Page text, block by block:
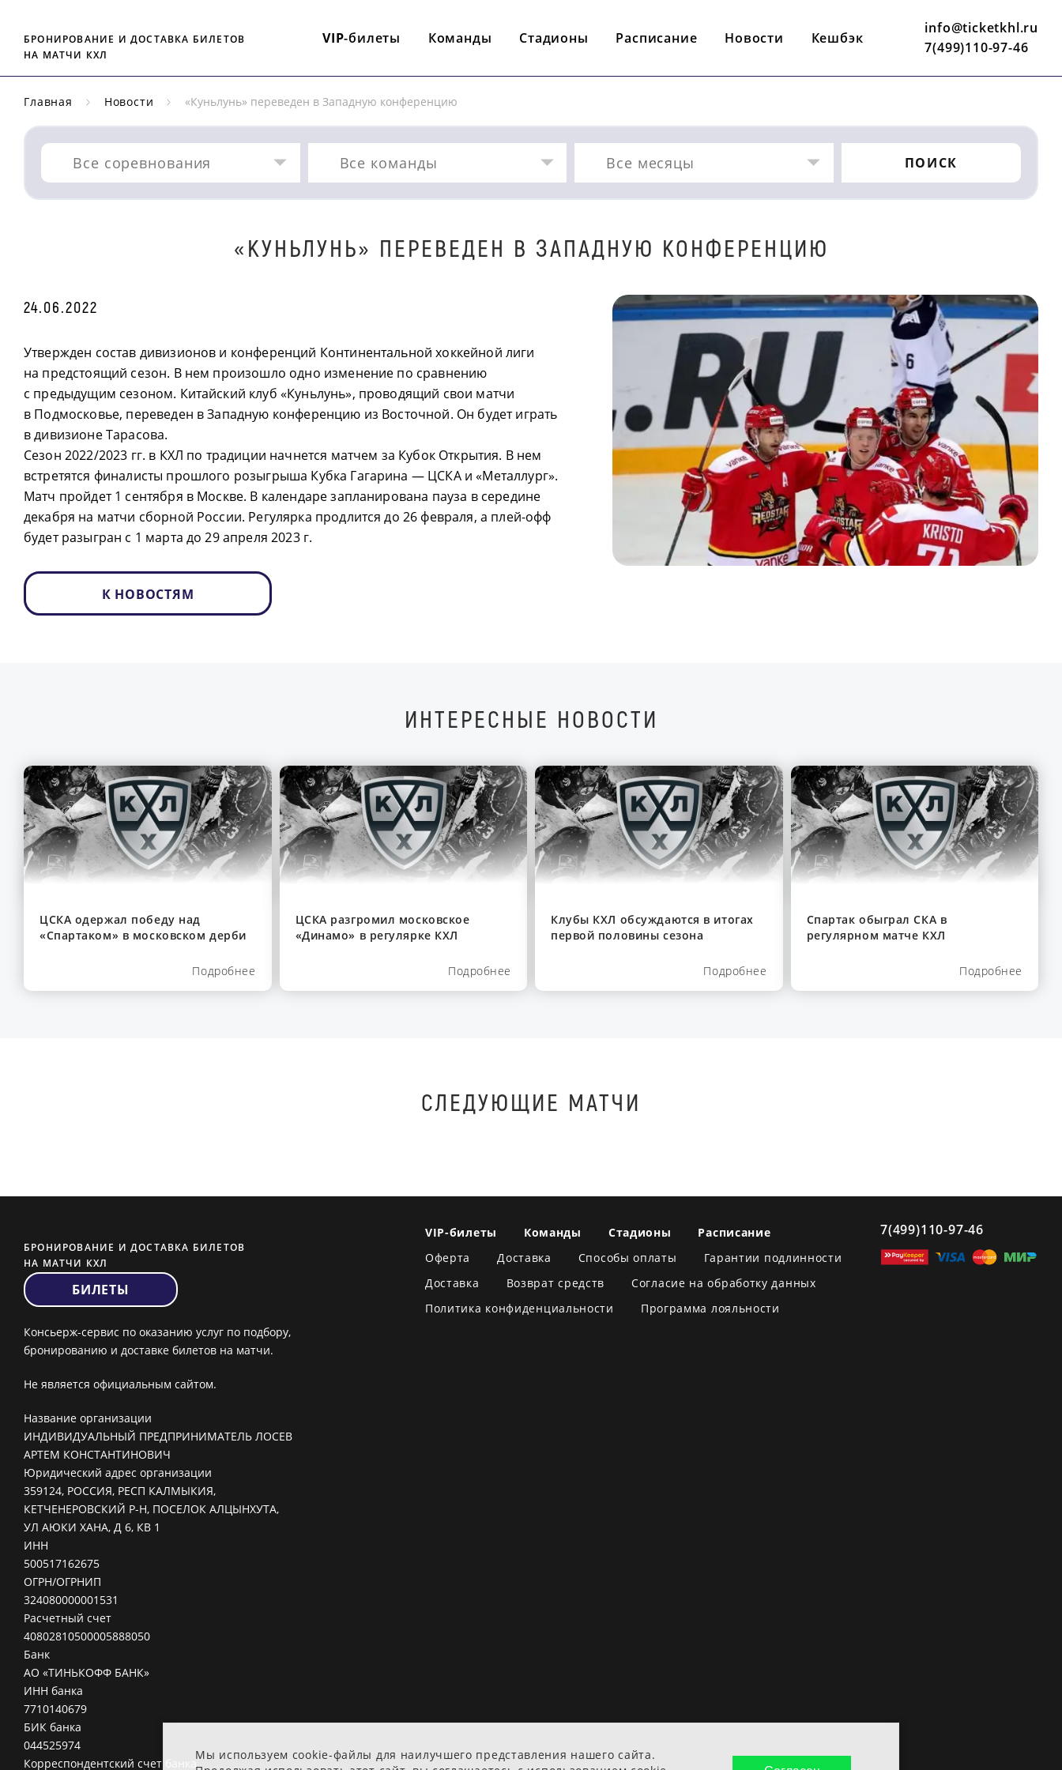
Мы используем cookie-файлы для наилучшего представления нашего сайта.
БРОНИРОВАНИЕ И ДОСТАВКА БИЛЕТОВ
НА МАТЧИ КХЛ
VIP-билеты Команды Стадионы Расписание Новости Кешбэк
info@ticketkhl.ru
7(499)110-97-46
Главная Новости «Куньлунь» переведен в Западную конференцию
Все соревнования Все команды Все месяцы ПОИСК
«КУНЬЛУНЬ» ПЕРЕВЕДЕН В ЗАПАДНУЮ КОНФЕРЕНЦИЮ
24.06.2022
Утвержден состав дивизионов и конференций Континентальной хоккейной лиги
на предстоящий сезон. В нем произошло одно изменение по сравнению
с предыдущим сезоном. Китайский клуб «Куньлунь», проводящий свои матчи
в Подмосковье, переведен в Западную конференцию из Восточной. Он будет играть
в дивизионе Тарасова.
Сезон 2022/2023 гг. в КХЛ по традиции начнется матчем за Кубок Открытия. В нем
встретятся финалисты прошлого розыгрыша Кубка Гагарина — ЦСКА и «Металлург».
Матч пройдет 1 сентября в Москве. В календаре запланирована пауза в середине
декабря на матчи сборной России. Регулярка продлится до 26 февраля, а плей-офф
будет разыгран с 1 марта до 29 апреля 2023 г.
К НОВОСТЯМ
ИНТЕРЕСНЫЕ НОВОСТИ
ЦСКА одержал победу над
«Спартаком» в московском дерби
Подробнее
ЦСКА разгромил московское
«Динамо» в регулярке КХЛ
Подробнее
Клубы КХЛ обсуждаются в итогах
первой половины сезона
Подробнее
Спартак обыграл СКА в
регулярном матче КХЛ
Подробнее
СЛЕДУЮЩИЕ МАТЧИ
БРОНИРОВАНИЕ И ДОСТАВКА БИЛЕТОВ
НА МАТЧИ КХЛ
БИЛЕТЫ
Консьерж-сервис по оказанию услуг по подбору,
бронированию и доставке билетов на матчи.
Не является официальным сайтом.
Название организации
ИНДИВИДУАЛЬНЫЙ ПРЕДПРИНИМАТЕЛЬ ЛОСЕВ
АРТЕМ КОНСТАНТИНОВИЧ
Юридический адрес организации
359124, РОССИЯ, РЕСП КАЛМЫКИЯ,
КЕТЧЕНЕРОВСКИЙ Р-Н, ПОСЕЛОК АЛЦЫНХУТА,
УЛ АЮКИ ХАНА, Д 6, КВ 1
ИНН
500517162675
ОГРН/ОГРНИП
324080000001531
Расчетный счет
40802810500005888050
Банк
АО «ТИНЬКОФФ БАНК»
ИНН банка
7710140679
БИК банка
044525974
Корреспондентский счет банка
VIP-билеты Команды Стадионы
Расписание
Оферта
Доставка Способы оплаты
Гарантии подлинности
Доставка
Возврат средств
Согласие на обработку данных
Политика конфиденциальности
Программа лояльности
7(499)110-97-46